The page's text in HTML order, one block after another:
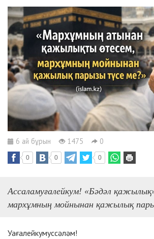
6 ай бұрын 1475 0
0 0 0
Ассаламуғалейкум! «Бәдәл
мархұмның мойнынан қажылық
Уағалейкумуссәләм!